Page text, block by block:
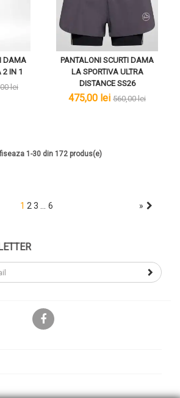
DAMA
2 IN 1
lei
PANTALONI SCURTI DAMA
LA SPORTIVA ULTRA
DISTANCE SS26
lei
475,00 lei lei
560,00 lei
1-30 din 172 produs(e)
1 2 3 … 6 »